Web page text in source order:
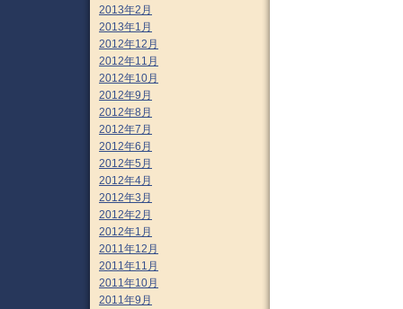
2013年2月
2013年1月
2012年12月
2012年11月
2012年10月
2012年9月
2012年8月
2012年7月
2012年6月
2012年5月
2012年4月
2012年3月
2012年2月
2012年1月
2011年12月
2011年11月
2011年10月
2011年9月